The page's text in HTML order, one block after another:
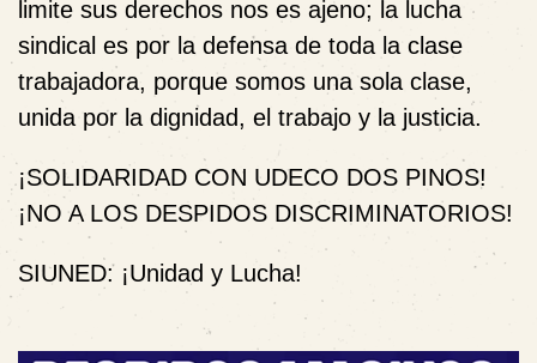
limite sus derechos nos es ajeno; la lucha
sindical es por la defensa de toda la clase
trabajadora, porque somos una sola clase,
unida por la dignidad, el trabajo y la justicia.
¡SOLIDARIDAD CON UDECO DOS PINOS!
¡NO A LOS DESPIDOS DISCRIMINATORIOS!
SIUNED: ¡Unidad y Lucha!